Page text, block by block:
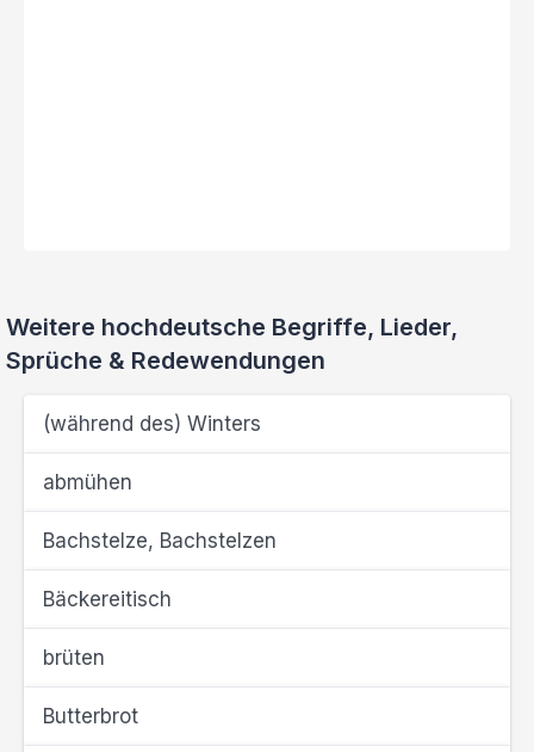
Weitere hochdeutsche Begriffe, Lieder,
Sprüche & Redewendungen
(während des) Winters
abmühen
Bachstelze, Bachstelzen
Bäckereitisch
brüten
Butterbrot